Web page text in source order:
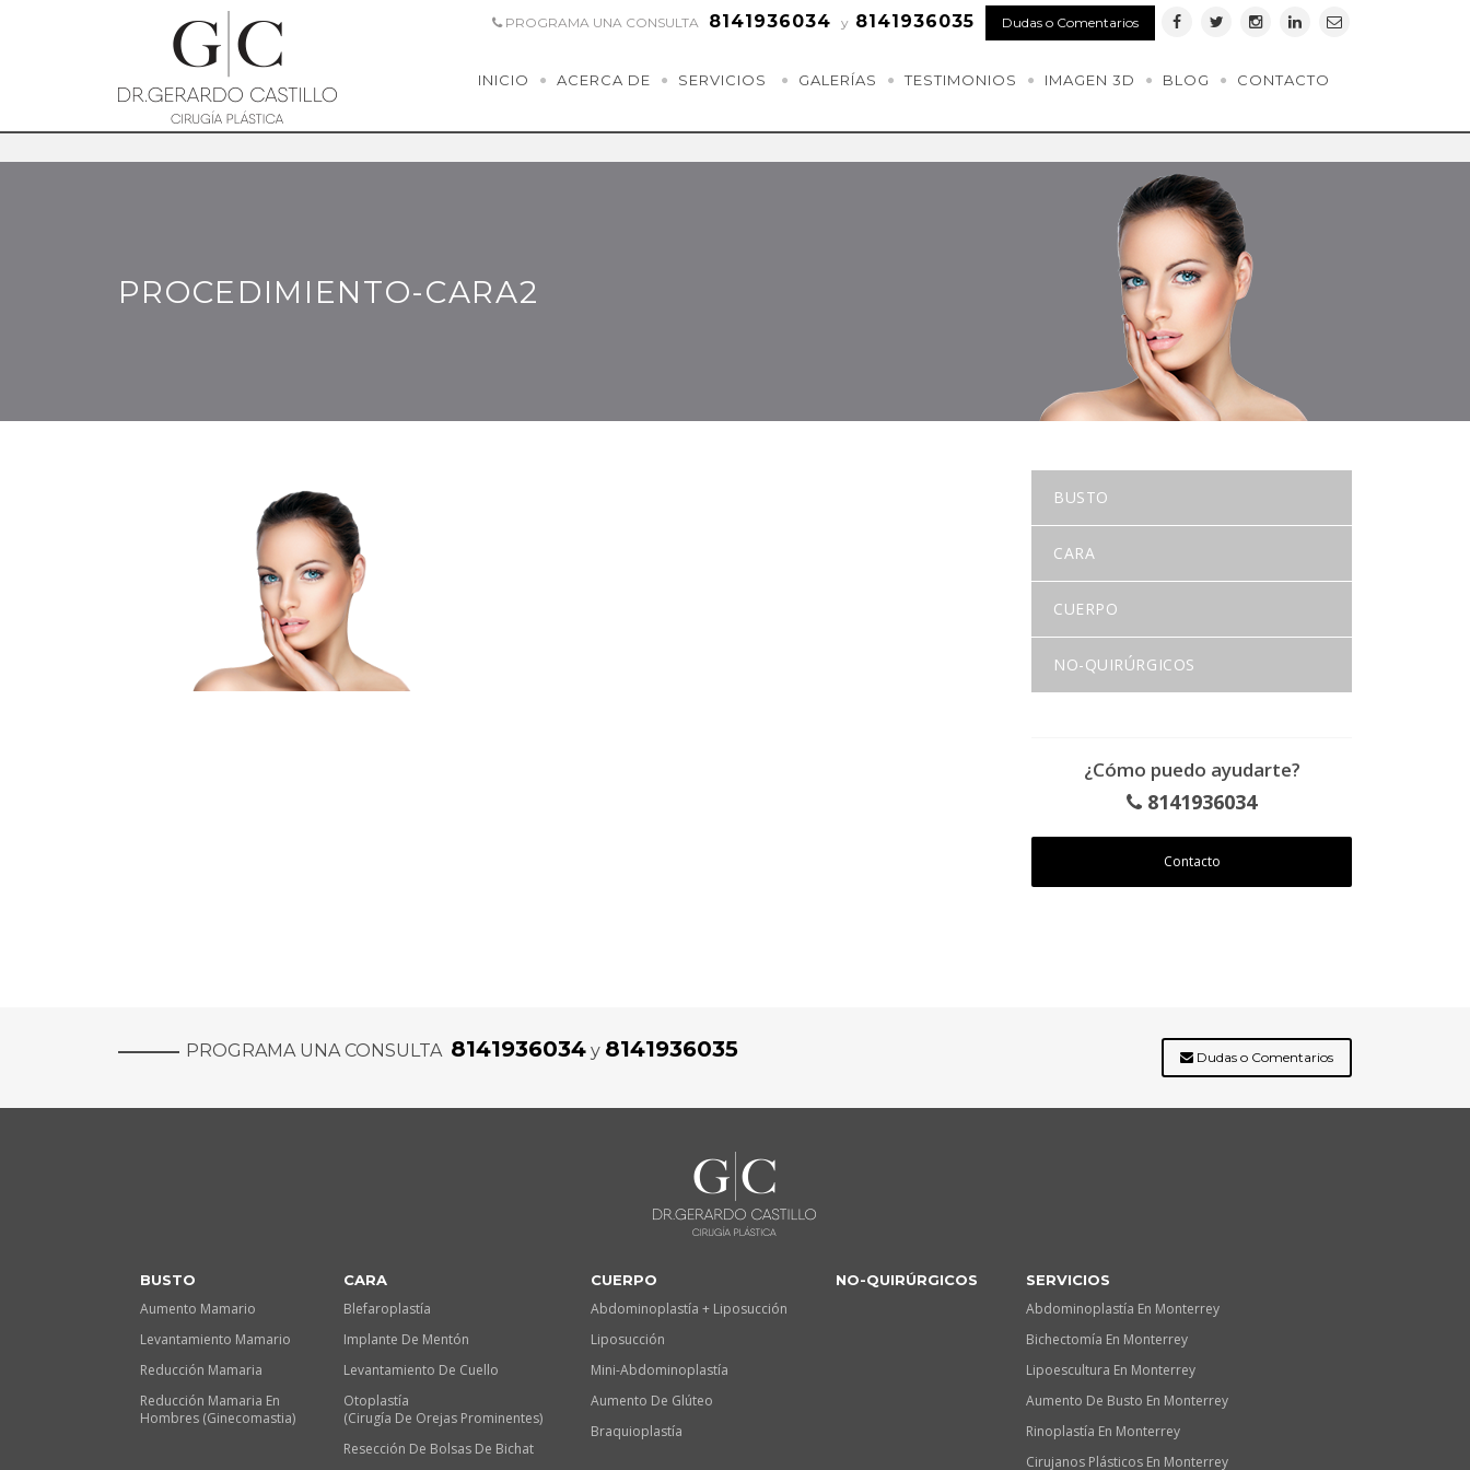
PROGRAMA UNA CONSULTA 8141936034 y 8141936035 Dudas o Comentarios
INICIO ACERCA DE SERVICIOS GALERÍAS TESTIMONIOS IMAGEN 3D BLOG CONTACTO
PROCEDIMIENTO-CARA2
BUSTO
CARA
CUERPO
NO-QUIRÚRGICOS
¿Cómo puedo ayudarte?
8141936034
Contacto
PROGRAMA UNA CONSULTA 8141936034 y 8141936035 Dudas o Comentarios
BUSTO
Aumento Mamario
Levantamiento Mamario
Reducción Mamaria
Reducción Mamaria En
Hombres (Ginecomastia)
CARA
Blefaroplastía
Implante De Mentón
Levantamiento De Cuello
Otoplastía
(Cirugía De Orejas Prominentes)
Resección De Bolsas De Bichat
CUERPO
Abdominoplastía + Liposucción
Liposucción
Mini-Abdominoplastía
Aumento De Glúteo
Braquioplastía
NO-QUIRÚRGICOS SERVICIOS
Abdominoplastía En Monterrey
Bichectomía En Monterrey
Lipoescultura En Monterrey
Aumento De Busto En Monterrey
Rinoplastía En Monterrey
Cirujanos Plásticos En Monterrey